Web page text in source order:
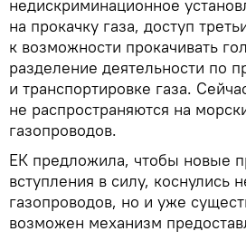
недискриминационное
на прокачку газа, доступ
к возможности прокачивать
разделение деятельности по
и транспортировке газа.
не распространяются на
газопроводов.
ЕК предложила, чтобы новые
вступления в силу, коснулись
газопроводов, но и уже
возможен механизм